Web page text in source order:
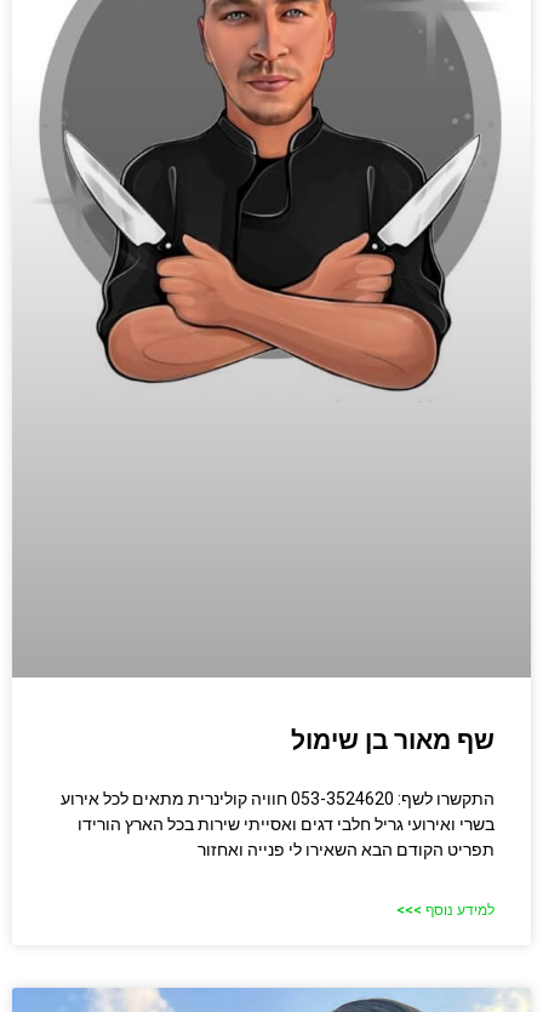
שף מאור בן שימול
התקשרו לשף: 053-3524620 חוויה קולינרית מתאים לכל אירוע
בשרי ואירועי גריל חלבי דגים ואסייתי שירות בכל הארץ הורידו
תפריט הקודם הבא השאירו לי פנייה ואחזור
למידע נוסף >>>